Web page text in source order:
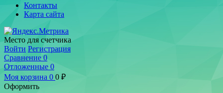
Контакты
Карта сайта
Место для счетчика
Войти Регистрация
Сравнение 0
Отложенные 0
Моя корзина 0 0 ₽
Оформить